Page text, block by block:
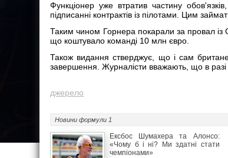
Функціонер уже втратив частину
підписанні контрактів із пілотами. Цим
Таким чином Горнера покарали за провал
що коштувало команді 10 млн євро.
Також видання стверджує, що і сам
завершення. Журналісти вважають, що в разі
джерело
Новиниформули 1
Ексбос Шумахера та Алонсо:
«Чому б і ні? Ми здатні стати
чемпіонами»